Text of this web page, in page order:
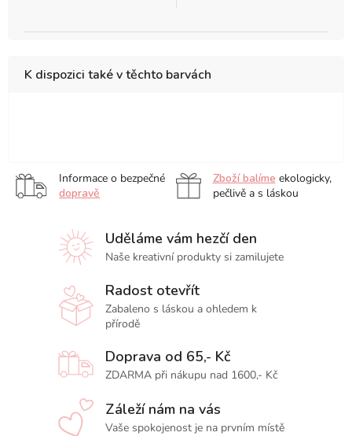
K dispozici také v těchto barvách
poukaz
na
nákup
hodnotě
1000
poukaz
na
nákup
hodnotě
1500
poukaz
na
hodnotě
2000
poukaz
na
nákup
hodnotě
300
Informace o bezpečné
dopravě
Zboží balíme ekologicky,
pečlivě a s láskou
Uděláme vám hezčí den
Naše kreativní produkty si zamilujete
Radost otevřít
Zabaleno s láskou a ohledem k
přírodě
Doprava od 65,- Kč
ZDARMA při nákupu nad 1600,- Kč
Záleží nám na vás
Vaše spokojenost je na prvním místě